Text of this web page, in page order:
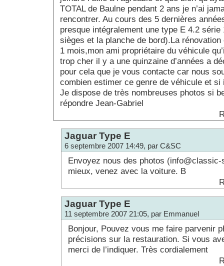
TOTAL de Baulne pendant 2 ans je n’ai
rencontrer. Au cours des 5 dernières
presque intégralement une type E 4.2
sièges et la planche de bord).La
1 mois,mon ami propriétaire du véhicule
trop cher il y a une quinzaine d’années a
pour cela que je vous contacte car nous
combien estimer ce genre de véhicule et si
Je dispose de très nombreuses photos si
répondre Jean-Gabriel
Jaguar Type E
6 septembre 2007 14:49, par C&SC
Envoyez nous des photos (
mieux, venez avec la voiture. B
Jaguar Type E
11 septembre 2007 21:05, par Emmanuel
Bonjour, Pouvez vous me faire parvenir
précisions sur la restauration. Si vous
merci de l’indiquer. Très cordialement